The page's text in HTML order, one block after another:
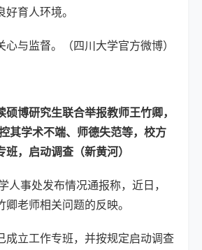
育人环境。
与监督。（四川大学官方微博）
硕博研究生联合举报教师王竹卿，
其学术不端、师德失范等，校方
，启动调查（新黄河）
人事处发布情况通报称，近日，
老师相关问题的反映。
成立工作专班，并按规定启动调查